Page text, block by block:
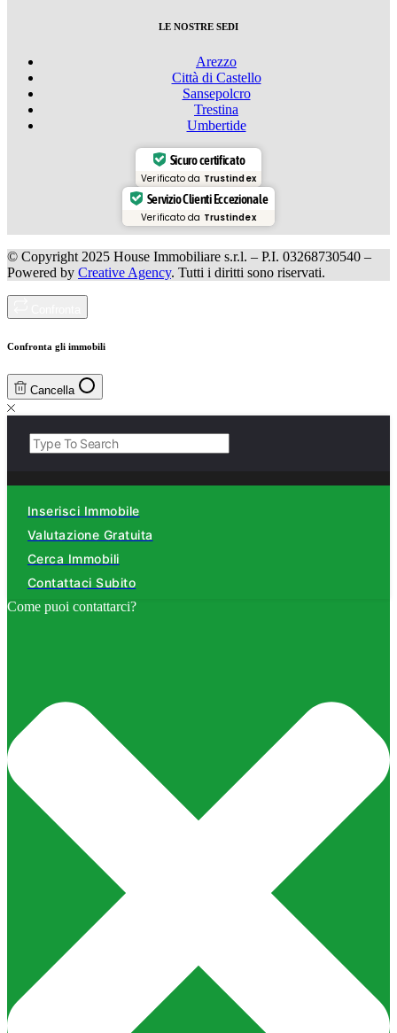
LE NOSTRE SEDI
Arezzo
Città di Castello
Sansepolcro
Trestina
Umbertide
Sicuro certificato
Verificato da Trustindex
Servizio Clienti Eccezionale
Verificato da Trustindex
© Copyright 2025 House Immobiliare s.r.l. – P.I. 03268730540 –
Powered by Creative Agency. Tutti i diritti sono riservati.
Confronta gli immobili
Cancella
Inserisci Immobile
Valutazione Gratuita
Cerca Immobili
Contattaci Subito
Come puoi contattarci?